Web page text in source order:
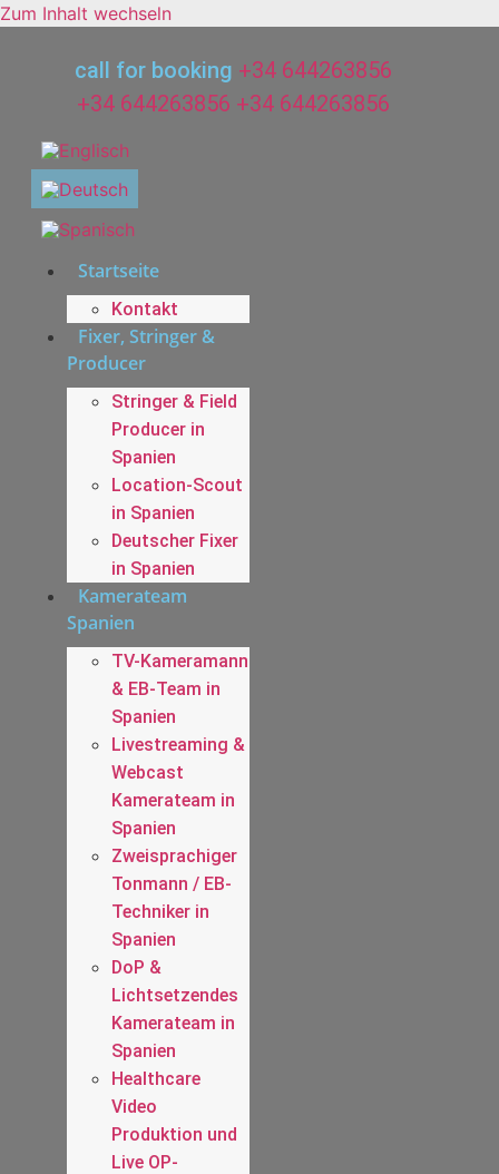
Zum Inhalt wechseln
call for booking +34 644263856
+34 644263856 +34 644263856
Startseite
Kontakt
Fixer, Stringer &
Producer
Stringer & Field
Producer in
Spanien
Location-Scout
in Spanien
Deutscher Fixer
in Spanien
Kamerateam
Spanien
TV-Kameramann
& EB-Team in
Spanien
Livestreaming &
Webcast
Kamerateam in
Spanien
Zweisprachiger
Tonmann / EB-
Techniker in
Spanien
DoP &
Lichtsetzendes
Kamerateam in
Spanien
Healthcare
Video
Produktion und
Live OP-